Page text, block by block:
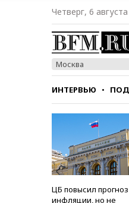
Четверг, 6
Москва
ИНТЕРВЬЮ
СТИЛЬ ТЕСТЫ
ЦБ повысил
инфляции, но не